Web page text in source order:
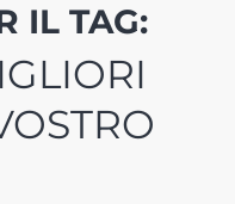
IL TAG: